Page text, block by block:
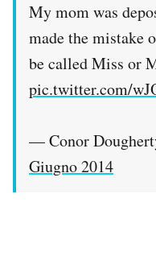
My mom was
made the mistake
be called Miss or
pic.twitter.com/
— Conor
Giugno 2014